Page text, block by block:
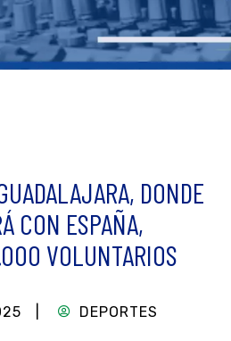
DONDE
CON ESPAÑA,
VOLUNTARIOS
| DEPORTES